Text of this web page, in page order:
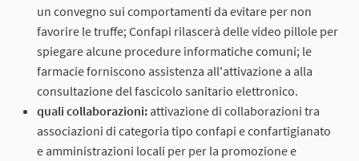
un convegno sui comportamenti da evitare per non
favorire le truffe; Confapi rilascerà delle video pillole per
spiegare alcune procedure informatiche comuni; le
farmacie forniscono assistenza all'attivazione a alla
consultazione del fascicolo sanitario elettronico.
quali collaborazioni: attivazione di collaborazioni tra
associazioni di categoria tipo confapi e confartigianato
e amministrazioni locali per per la promozione e